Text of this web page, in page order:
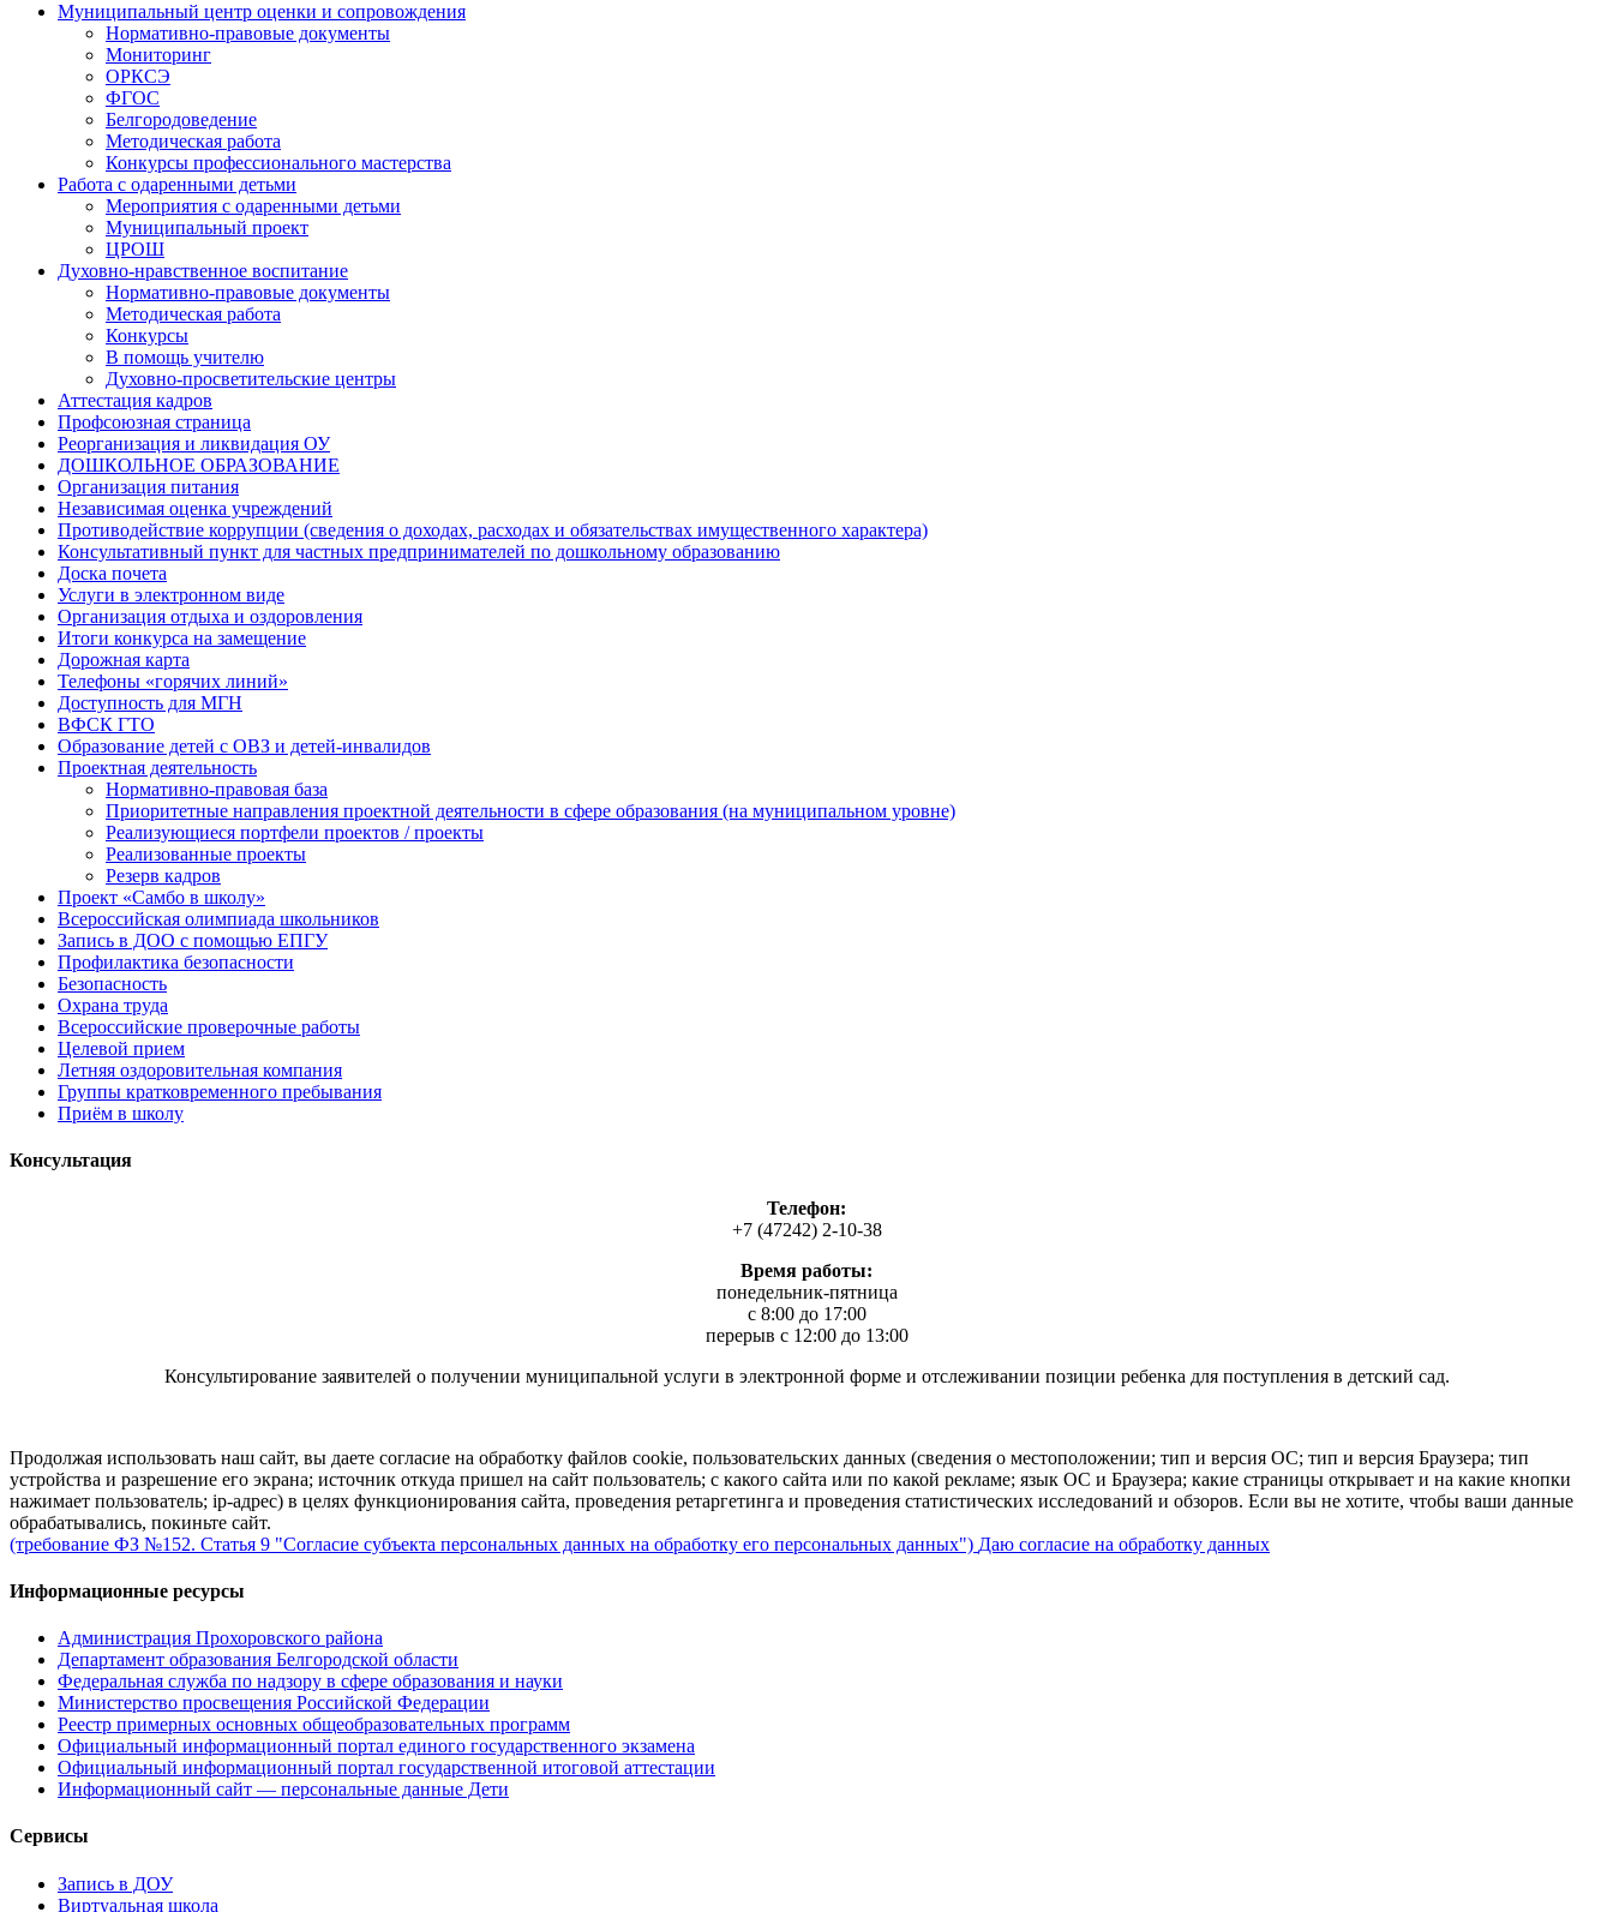
Муниципальный центр оценки и сопровождения
Нормативно-правовые документы
Мониторинг
ОРКСЭ
ФГОС
Белгородоведение
Методическая работа
Конкурсы профессионального мастерства
Работа с одаренными детьми
Мероприятия с одаренными детьми
Муниципальный проект
ЦРОШ
Духовно-нравственное воспитание
Нормативно-правовые документы
Методическая работа
Конкурсы
В помощь учителю
Духовно-просветительские центры
Аттестация кадров
Профсоюзная страница
Реорганизация и ликвидация ОУ
ДОШКОЛЬНОЕ ОБРАЗОВАНИЕ
Организация питания
Независимая оценка учреждений
Противодействие коррупции (сведения о доходах, расходах и обязательствах имущественного характера)
Консультативный пункт для частных предпринимателей по дошкольному образованию
Доска почета
Услуги в электронном виде
Организация отдыха и оздоровления
Итоги конкурса на замещение
Дорожная карта
Телефоны «горячих линий»
Доступность для МГН
ВФСК ГТО
Образование детей с ОВЗ и детей-инвалидов
Проектная деятельность
Нормативно-правовая база
Приоритетные направления проектной деятельности в сфере образования (на муниципальном уровне)
Реализующиеся портфели проектов / проекты
Реализованные проекты
Резерв кадров
Проект «Самбо в школу»
Всероссийская олимпиада школьников
Запись в ДОО с помощью ЕПГУ
Профилактика безопасности
Безопасность
Охрана труда
Всероссийские проверочные работы
Целевой прием
Летняя оздоровительная компания
Группы кратковременного пребывания
Приём в школу
Консультация
Телефон:
+7 (47242) 2-10-38
Время работы:
понедельник-пятница
с 8:00 до 17:00
перерыв с 12:00 до 13:00
Консультирование заявителей о получении муниципальной услуги в электронной форме и отслеживании позиции ребенка для поступления в детский сад.
Продолжая использовать наш сайт, вы даете согласие на обработку файлов cookie, пользовательских данных (сведения о местоположении; тип и версия ОС; тип и версия Браузера; тип
устройства и разрешение его экрана; источник откуда пришел на сайт пользователь; с какого сайта или по какой рекламе; язык ОС и Браузера; какие страницы открывает и на какие кнопки
нажимает пользователь; ip-адрес) в целях функционирования сайта, проведения ретаргетинга и проведения статистических исследований и обзоров. Если вы не хотите, чтобы ваши данные
обрабатывались, покиньте сайт.
(требование ФЗ №152. Статья 9 "Согласие субъекта персональных данных на обработку его персональных данных") Даю согласие на обработку данных
Информационные ресурсы
Администрация Прохоровского района
Департамент образования Белгородской области
Федеральная служба по надзору в сфере образования и науки
Министерство просвещения Российской Федерации
Реестр примерных основных общеобразовательных программ
Официальный информационный портал единого государственного экзамена
Официальный информационный портал государственной итоговой аттестации
Информационный сайт — персональные данные Дети
Сервисы
Запись в ДОУ
Виртуальная школа